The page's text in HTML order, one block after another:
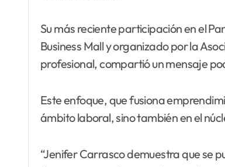
Su más reciente participación en el
Business Mall y organizado por la
profesional, compartió un mensaje
Este enfoque, que fusiona
ámbito laboral, sino también en el
“Jenifer Carrasco demuestra que se